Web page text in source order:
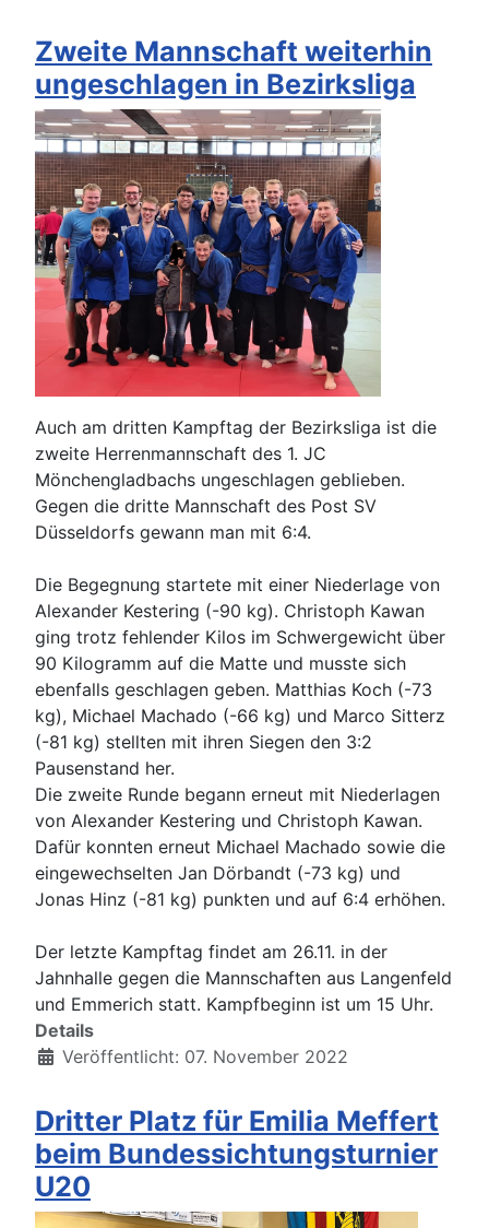
Zweite Mannschaft weiterhin
ungeschlagen in Bezirksliga
Auch am dritten Kampftag der Bezirksliga ist die
zweite Herrenmannschaft des 1. JC
Mönchengladbachs ungeschlagen geblieben.
Gegen die dritte Mannschaft des Post SV
Düsseldorfs gewann man mit 6:4.
Die Begegnung startete mit einer Niederlage von
Alexander Kestering (-90 kg). Christoph Kawan
ging trotz fehlender Kilos im Schwergewicht über
90 Kilogramm auf die Matte und musste sich
ebenfalls geschlagen geben. Matthias Koch (-73
kg), Michael Machado (-66 kg) und Marco Sitterz
(-81 kg) stellten mit ihren Siegen den 3:2
Pausenstand her.
Die zweite Runde begann erneut mit Niederlagen
von Alexander Kestering und Christoph Kawan.
Dafür konnten erneut Michael Machado sowie die
eingewechselten Jan Dörbandt (-73 kg) und
Jonas Hinz (-81 kg) punkten und auf 6:4 erhöhen.
Der letzte Kampftag findet am 26.11. in der
Jahnhalle gegen die Mannschaften aus Langenfeld
und Emmerich statt. Kampfbeginn ist um 15 Uhr.
Details
Veröffentlicht: 07. November 2022
Dritter Platz für Emilia Meffert
beim Bundessichtungsturnier
U20